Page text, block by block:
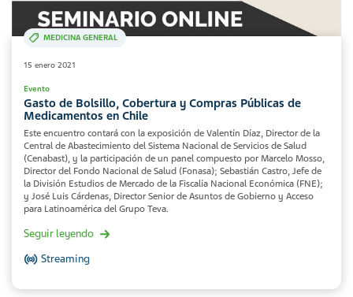
MEDICINA GENERAL
15 enero 2021
Evento
Gasto de Bolsillo, Cobertura y Compras Públicas de
Medicamentos en Chile
Este encuentro contará con la exposición de Valentín Díaz, Director de la
Central de Abastecimiento del Sistema Nacional de Servicios de Salud
(Cenabast), y la participación de un panel compuesto por Marcelo Mosso,
Director del Fondo Nacional de Salud (Fonasa); Sebastián Castro, Jefe de
la División Estudios de Mercado de la Fiscalía Nacional Económica (FNE);
y José Luis Cárdenas, Director Senior de Asuntos de Gobierno y Acceso
para Latinoamérica del Grupo Teva.
Seguir leyendo
Streaming